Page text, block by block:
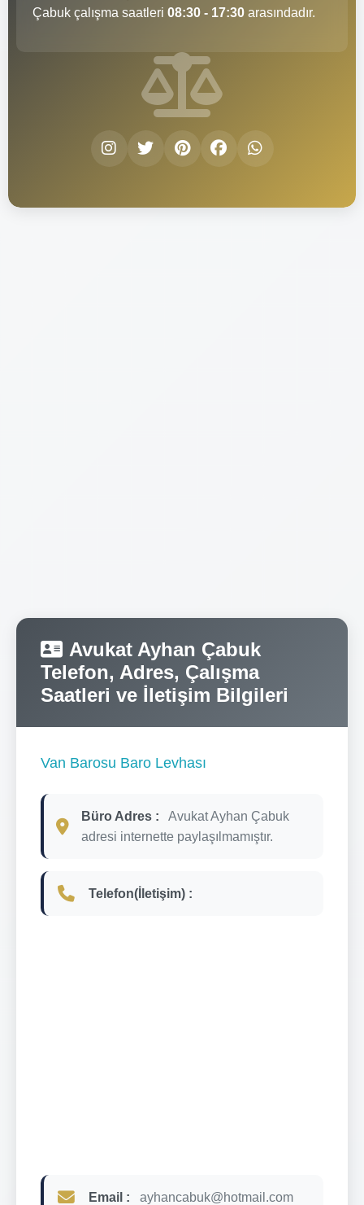
Çabuk çalışma saatleri 08:30 - 17:30 arasındadır.
Avukat Ayhan Çabuk
Telefon, Adres, Çalışma
Saatleri ve İletişim Bilgileri
Van Barosu Baro Levhası
Büro Adres :
Avukat Ayhan Çabuk
adresi internette paylaşılmamıştır.
Telefon(İletişim) :
Email : ayhancabuk@hotmail.com